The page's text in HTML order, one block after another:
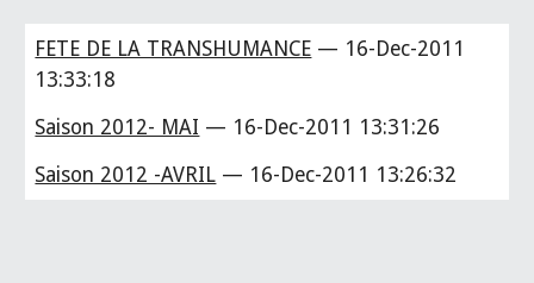
FETE DE LA TRANSHUMANCE — 16-Dec-2011
13:33:18
Saison 2012- MAI — 16-Dec-2011 13:31:26
Saison 2012 -AVRIL — 16-Dec-2011 13:26:32